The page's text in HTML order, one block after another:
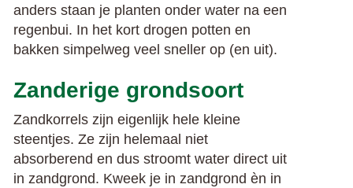
anders staan je planten onder water na een
regenbui. In het kort drogen potten en
bakken simpelweg veel sneller op (en uit).
Zanderige grondsoort
Zandkorrels zijn eigenlijk hele kleine
steentjes. Ze zijn helemaal niet
absorberend en dus stroomt water direct uit
in zandgrond. Kweek je in zandgrond èn in